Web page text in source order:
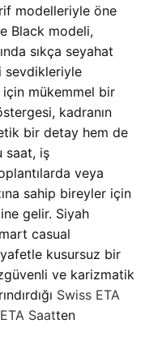
modelleriyle öne
Black modeli,
sıkça seyahat
sevdikleriyle
mükemmel bir
kadranın
bir detay hem de
saat, iş
veya
sahip bireyler için
gelir. Siyah
casual
kusursuz bir
ve karizmatik
Swiss ETA
ETA Saatten